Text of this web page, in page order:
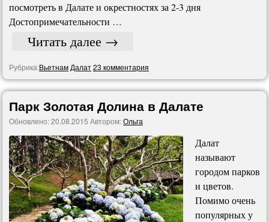
посмотреть в Далате и окрестностях за 2-3 дня
Достопримечательности …
Читать далее →
Рубрика:Вьетнам Далат23 комментария
Парк Золотая Долина в Далате
Обновлено:20.08.2015 Автором:Ольга
Далат
называют
городом парков
и цветов.
Помимо очень
популярных у